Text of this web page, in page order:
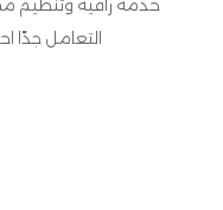
خدمة راقية وتنظيم
التعامل جدًا